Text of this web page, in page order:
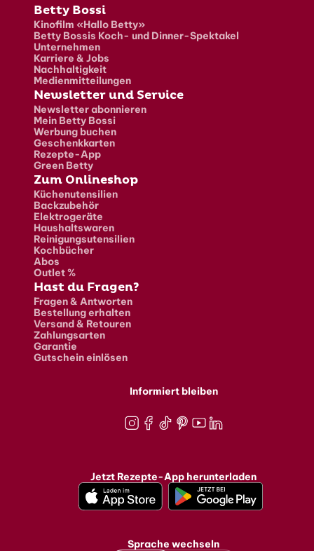
Fusszeile
Betty Bossi
Kinofilm «Hallo Betty»
Betty Bossis Koch- und Dinner-Spektakel
Unternehmen
Karriere & Jobs
Nachhaltigkeit
Medienmitteilungen
Newsletter und Service
Newsletter abonnieren
Mein Betty Bossi
Werbung buchen
Geschenkkarten
Rezepte-App
Green Betty
Zum Onlineshop
Küchenutensilien
Backzubehör
Elektrogeräte
Haushaltswaren
Reinigungsutensilien
Kochbücher
Abos
Outlet %
Hast du Fragen?
Fragen & Antworten
Bestellung erhalten
Versand & Retouren
Zahlungsarten
Garantie
Gutschein einlösen
Informiert bleiben
Jetzt Rezepte-App herunterladen
Sprache wechseln